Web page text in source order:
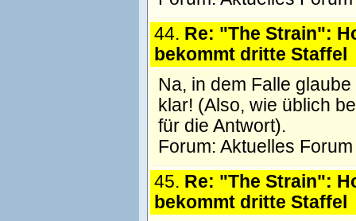
44. Re: "The Strain":
bekommt dritte Staffel
Na, in dem Falle
klar! (Also, wie üblich
für die Antwort).
Forum: Aktuelles Forum
45. Re: "The Strain":
bekommt dritte Staffel